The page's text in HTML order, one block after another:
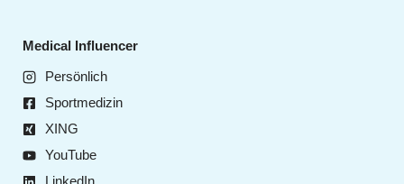
Medical Influencer
Persönlich
Sportmedizin
XING
YouTube
LinkedIn